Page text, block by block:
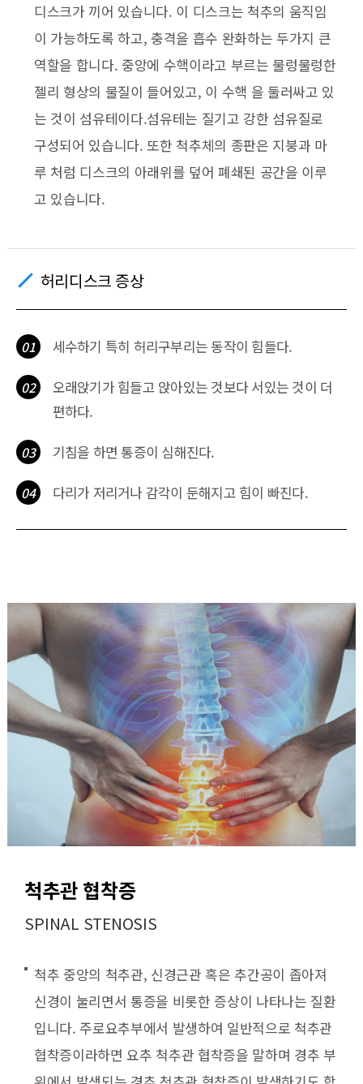
디스크가 끼어 있습니다. 이 디스크는 척추의 움직임
이 가능하도록 하고, 충격을 흡수 완화하는 두가지 큰
역할을 합니다. 중앙에 수핵이라고 부르는 물렁물렁한
젤리 형상의 물질이 들어있고, 이 수핵 을 둘러싸고 있
는 것이 섬유테이다.섬유테는 질기고 강한 섬유질로
구성되어 있습니다. 또한 척추체의 종판은 지붕과 마
루 처럼 디스크의 아래위를 덮어 폐쇄된 공간을 이루
고 있습니다.
허리디스크 증상
01 세수하기 특히 허리구부리는 동작이 힘들다.
02
오래앉기가 힘들고 앉아있는 것보다 서있는 것이 더
편하다.
03 기침을 하면 통증이 심해진다.
04 다리가 저리거나 감각이 둔해지고 힘이 빠진다.
척추관 협착증
SPINAL STENOSIS
척추 중앙의 척추관, 신경근관 혹은 추간공이 좁아져
신경이 눌리면서 통증을 비롯한 증상이 나타나는 질환
입니다. 주로요추부에서 발생하여 일반적으로 척추관
협착증이라하면 요추 척추관 협착증을 말하며 경추 부